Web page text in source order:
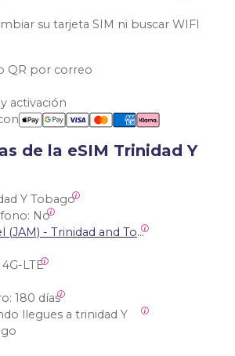
su tarjeta SIM ni buscar WIFI
QR por correo
activación
de la eSIM Trinidad Y
Y Tobago
No
Digicel (JAM) - Trinidad and Tobago
LTE
180 días